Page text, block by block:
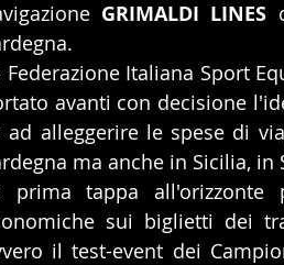
GRIMALDI LINES
Federazione Italiana Sport
avanti con decisione
ad alleggerire le spese di
ma anche in Sicilia, in
prima tappa
sui biglietti dei
il test-event dei